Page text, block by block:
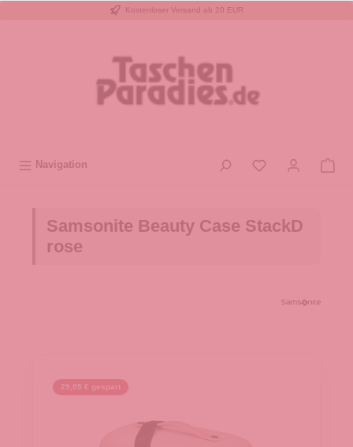
Kostenloser Versand ab 20 EUR
Navigation
Samsonite Beauty Case StackD
rose
29,05 € gespart